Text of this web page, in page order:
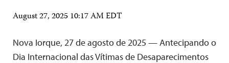
August 27, 2025 10:17 AM EDT
Nova Iorque, 27 de agosto de 2025 — Antecipando o
Dia Internacional das Vítimas de Desaparecimentos